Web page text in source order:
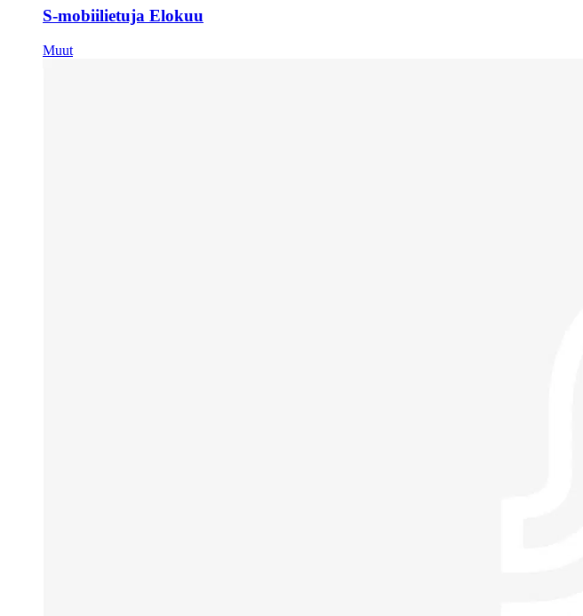
S-mobiilietuja Elokuu
Muut